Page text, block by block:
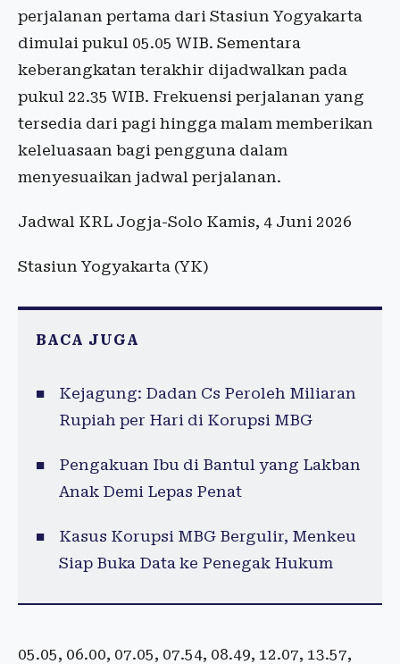
perjalanan pertama dari Stasiun Yogyakarta
dimulai pukul 05.05 WIB. Sementara
keberangkatan terakhir dijadwalkan pada
pukul 22.35 WIB. Frekuensi perjalanan yang
tersedia dari pagi hingga malam memberikan
keleluasaan bagi pengguna dalam
menyesuaikan jadwal perjalanan.
Jadwal KRL Jogja-Solo Kamis, 4 Juni 2026
Stasiun Yogyakarta (YK)
BACA JUGA
Kejagung: Dadan Cs Peroleh Miliaran
Rupiah per Hari di Korupsi MBG
Pengakuan Ibu di Bantul yang Lakban
Anak Demi Lepas Penat
Kasus Korupsi MBG Bergulir, Menkeu
Siap Buka Data ke Penegak Hukum
05.05, 06.00, 07.05, 07.54, 08.49, 12.07, 13.57,